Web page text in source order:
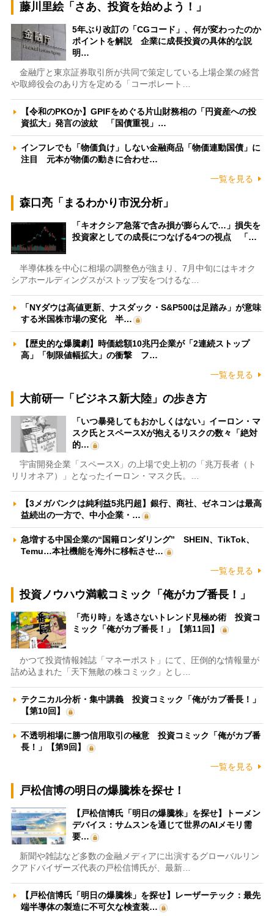
藤川里絵「さあ、投資を始めよう！」
5年ぶり改訂の「CGコード」、何が変わったのか
ポイントを解説 企業に成長投資の具体的な説
明…
金融庁と東京証券取引所が共同で策定している上場企業の経営
や取締役会のあり方を定める「コーポレート…
【令和のPKOか】GPIFをめぐる片山財務相の「円資産への投
資拡大」発言の波紋 「国債重視」…
インフレでも「物価負け」しない金融商品「物価連動国債」に
注目 元本が物価の動きに合わせ…
一覧を見る
森口亮「まるわかり市況分析」
「キオクシア急落で含み損が膨らんで…」損失を
投資家としての成長につなげる4つの視点 「…
半導体株を中心に相場の調整色が強まり、7月中旬にはキオク
シアホールディングスがストップ安をつけるな…
「NYダウは高値更新、ナスダック・S&P500は足踏み」が意味
する米国株市場の変化 半…
【歴史的な爆騰劇】時価総額10兆円企業が「2連続ストップ
高」「制限値幅拡大」の衝撃 フ…
一覧を見る
大前研一「ビジネス新大陸」の歩き方
「いつ暴発してもおかしくはない」イーロン・マ
スク氏とスペースXが抱えるリスクの数々「絶対
的…
宇宙開発企業「スペースX」の上場で史上初の「兆万長者（ト
リリオネア）」となったイーロン・マスク氏。…
【3メガバンクは純利益5兆円超】銀行、商社、ゼネコンは最高
益続出の一方で、中小企業・…
急増する中国企業の“国籍ロンダリング” SHEIN、TikTok、
Temu…本社機能を海外に移転させ…
一覧を見る
投資ノウハウ満載コミック「俺がカブ番長！」
「売り時」を逃さないトレンド見極め術 投資コ
ミック「俺がカブ番長！」【第11回】
かつて投資情報雑誌「マネーポスト」にて、圧倒的な情報量が
詰め込まれた「天下無敵の株コミック」とし…
テクニカル分析・集中講義 投資コミック「俺がカブ番長！」
【第10回】
不透明相場に勝つ信用取引の極意 投資コミック「俺がカブ番
長！」【第9回】
一覧を見る
戸松信博の明日の爆騰株を探せ！
【戸松信博氏「明日の爆騰株」を探せ】トーメン
デバイス：サムスンを通じて世界のAIメモリ需
要…
新聞や雑誌など多数の金融メディアに出演するグローバルリン
クアドバイザーズ代表の戸松信博氏が、最新…
【戸松信博氏「明日の爆騰株」を探せ】レーザーテック：最先
端半導体の製造に不可欠な検査装…